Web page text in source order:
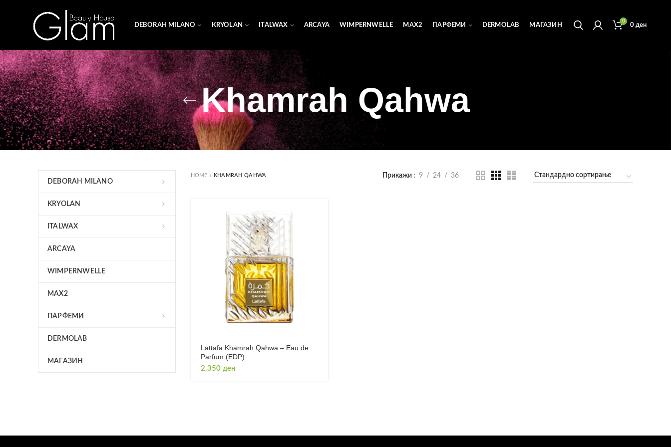
DEBORAH MILANO KRYOLAN ITALWAX ARCAYA WIMPERNWELLE MAX2 ПАРФЕМИ DERMOLAB МАГАЗИН
0
0ден
Khamrah Qahwa
HOME » KHAMRAH QAHWA Прикажи 9 24 36
Lattafa Khamrah Qahwa – Eau de
Parfum (EDP)
2.350 ден
DEBORAH MILANO
KRYOLAN
ITALWAX
ARCAYA
WIMPERNWELLE
MAX2
ПАРФЕМИ
DERMOLAB
МАГАЗИН